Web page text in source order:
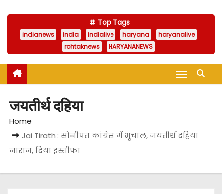
Top Tags
indianews india indialive haryana
haryanalive
rohtaknews
HARYANANEWS
जयतीर्थ दहिया
Home
Jai Tirath : सोनीपत कांग्रेस में भूचाल, जयतीर्थ दहिया
नाराज, दिया इस्तीफा